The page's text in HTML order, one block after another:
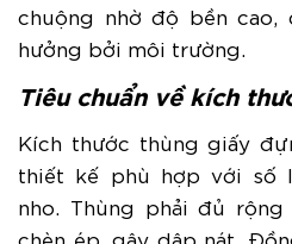
chuộng nhờ độ bền
hưởng bởi môi trường.
Tiêu chuẩn về kích
Kích thước thùng giấy
thiết kế phù hợp với số
nho. Thùng phải đủ
chèn ép, gây dập nát.